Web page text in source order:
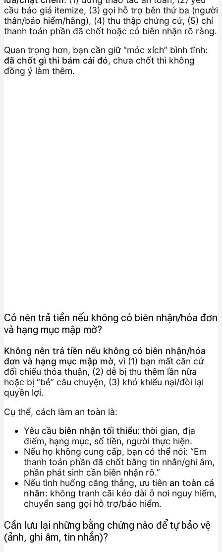
cầu báo giá itemize, (3) gọi hỗ trợ bên thứ ba (người
thân/bảo hiểm/hãng), (4) thu thập chứng cứ, (5) chỉ
thanh toán phần đã chốt hoặc có biên nhận rõ ràng.
Quan trọng hơn, bạn cần giữ “móc xích” bình tĩnh:
đã chốt gì thì bám cái đó, chưa chốt thì không
đồng ý làm thêm.
Có nên trả tiền nếu không có biên nhận/hóa đơn
và hạng mục mập mờ?
Không nên trả tiền nếu không có biên nhận/hóa
đơn và hạng mục mập mờ, vì (1) bạn mất căn cứ
đối chiếu thỏa thuận, (2) dễ bị thu thêm lần nữa
hoặc bị “bẻ” câu chuyện, (3) khó khiếu nại/đòi lại
quyền lợi.
Cụ thể, cách làm an toàn là:
Yêu cầu biên nhận tối thiểu: thời gian, địa
điểm, hạng mục, số tiền, người thực hiện.
Nếu họ không cung cấp, bạn có thể nói: “Em
thanh toán phần đã chốt bằng tin nhắn/ghi âm,
phần phát sinh cần biên nhận rõ.”
Nếu tình huống căng thẳng, ưu tiên an toàn cá
nhân: không tranh cãi kéo dài ở nơi nguy hiểm,
chuyển sang gọi hỗ trợ/bảo hiểm.
Cần lưu lại những bằng chứng nào để tự bảo vệ
(ảnh, ghi âm, tin nhắn)?